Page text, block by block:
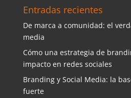
Entradas recientes
De marca a comunidad: el
media
Cómo una estrategia de
impacto en redes sociales
Branding y Social Media: la
fuerte